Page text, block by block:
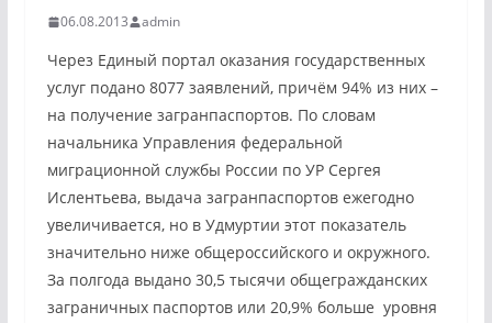
06.08.2013 admin
Через Единый портал оказания государственных
услуг подано 8077 заявлений, причём 94% из них –
на получение загранпаспортов. По словам
начальника Управления федеральной
миграционной службы России по УР Сергея
Ислентьева, выдача загранпаспортов ежегодно
увеличивается, но в Удмуртии этот показатель
значительно ниже общероссийского и окружного.
За полгода выдано 30,5 тысячи общегражданских
заграничных паспортов или 20,9% больше уровня